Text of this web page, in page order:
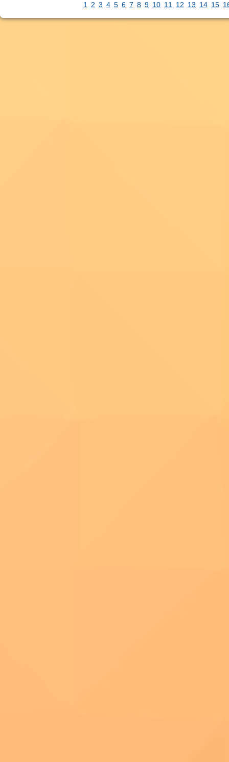
1 2 3 4 5 6 7 8 9 10 11 12 13 14 15